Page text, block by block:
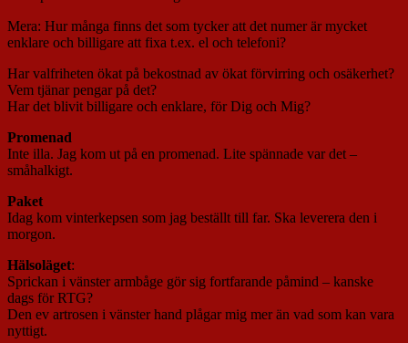
Mera: Hur många finns det som tycker att det numer är mycket
enklare och billigare att fixa t.ex. el och telefoni?
Har valfriheten ökat på bekostnad av ökat förvirring och osäkerhet?
Vem tjänar pengar på det?
Har det blivit billigare och enklare, för Dig och Mig?
Promenad
Inte illa. Jag kom ut på en promenad. Lite spännade var det –
småhalkigt.
Paket
Idag kom vinterkepsen som jag beställt till far. Ska leverera den i
morgon.
Hälsoläget:
Sprickan i vänster armbåge gör sig fortfarande påmind – kanske
dags för RTG?
Den ev artrosen i vänster hand plågar mig mer än vad som kan vara
nyttigt.